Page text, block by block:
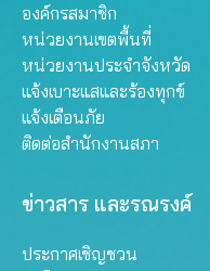
องค์กรสมาชิก
หน่วยงานเขตพื้นที่
หน่วยงานประจำจังหวัด
แจ้งเบาะแสและร้องทุกข์
แจ้งเตือนภัย
ติดต่อสำนักงานสภา
ข่าวสาร และรณรงค์
ประกาศเชิญชวน